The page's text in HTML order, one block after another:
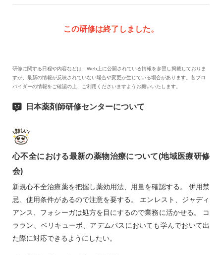
この研修は終了しました。
研修に関する日程や内容などは、Web上に公開されている情報を参照し掲載しておりま
すが、最新の情報が反映されていない場合や変更が生じている場合があります。各プロ
バイダーの情報をご確認の上、ご利用くださいますようお願いいたします。
日本薬剤師研修センターについて
心不全における最新の薬物治療について(地域医療研修
会)
新規心不全治療薬を把握し薬効用法、用量を確認する。 併用禁
忌、使用条件があるので注意を要する。 エンレスト、ジャディ
アンス、フォシーガは処方を目にするので業務に活かせる。 コ
ララン、ベリキューボ、アデムパスにおいても学んでおいて出
た際に対応できるようにしたい。